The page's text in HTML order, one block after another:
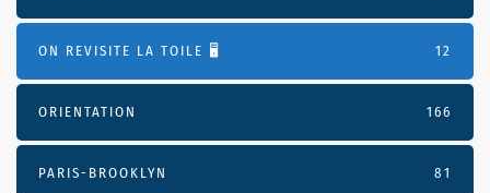
ON REVISITE LA TOILE 🖥️ 12
ORIENTATION 166
PARIS-BROOKLYN 81